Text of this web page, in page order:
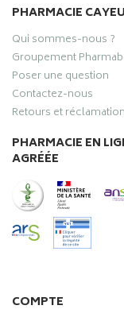
PHARMACIE
Qui sommes-nous ?
Groupement
Poser une question
Contactez-nous
Retours et
PHARMACIE EN
AGRÉÉE
COMPTE